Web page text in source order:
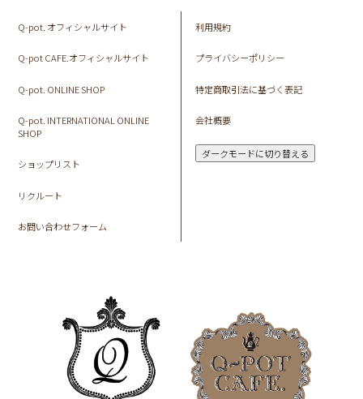
Q-pot. オフィシャルサイト
Q-pot CAFE.オフィシャルサイト
Q-pot. ONLINE SHOP
Q-pot. INTERNATIONAL ONLINE
SHOP
ショップリスト
リクルート
お問い合わせフォーム
利用規約
プライバシーポリシー
特定商取引法に基づく表記
会社概要
ダークモードに切り替える